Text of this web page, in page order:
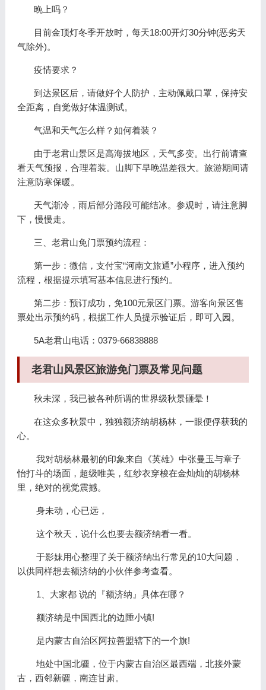
晚上吗？
目前金顶灯冬季开放时，每天18:00开灯30分钟(恶劣天
气除外)。
疫情要求？
到达景区后，请做好个人防护，主动佩戴口罩，保持安
全距离，自觉做好体温测试。
气温和天气怎么样？如何着装？
由于老君山景区是高海拔地区，天气多变。出行前请查
看天气预报，合理着装。山脚下早晚温差很大。旅游期间请
注意防寒保暖。
天气渐冷，雨后部分路段可能结冰。参观时，请注意脚
下，慢慢走。
三、老君山免门票预约流程：
第一步：微信，支付宝“河南文旅通”小程序，进入预约
流程，根据提示填写基本信息进行预约。
第二步：预订成功，免100元景区门票。游客向景区售
票处出示预约码，根据工作人员提示验证后，即可入园。
5A老君山电话：0379-66838888
老君山风景区旅游免门票及常见问题
秋未深，我已被各种所谓的世界级秋景砸晕！
在这众多秋景中，独独额济纳胡杨林，一眼便俘获我的
心。
我对胡杨林最初的印象来自《英雄》中张曼玉与章子
怡打斗的场面，超级唯美，红纱衣穿梭在金灿灿的胡杨林
里，绝对的视觉震撼。
身未动，心已远，
这个秋天，说什么也要去额济纳看一看。
于影妹用心整理了关于额济纳出行常见的10大问题，
以供同样想去额济纳的小伙伴参考查看。
1、大家都 说的『额济纳』具体在哪？
额济纳是中国西北的边陲小镇!
是内蒙古自治区阿拉善盟辖下的一个旗!
地处中国北疆，位于内蒙古自治区最西端，北接外蒙
古，西邻新疆，南连甘肃。